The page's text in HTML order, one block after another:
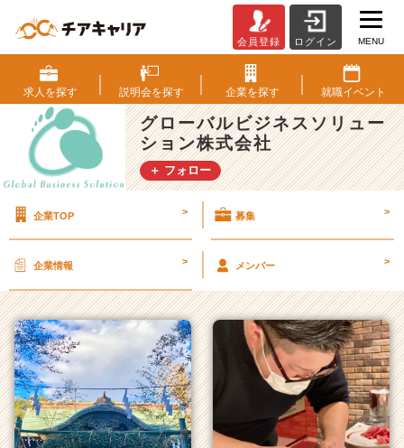
ロ
ー
バ
ル
ビ
ジ
ネ
リ
シ
ョ
株
式
会
社
の
会員登録 ログイン MENU
求人を探す 説明会を探す 企業を探す 就職イベント
グローバルビジネスソリュー
ション株式会社
＋ フォロー
企業TOP > 募集 >
企業情報 > メンバー >